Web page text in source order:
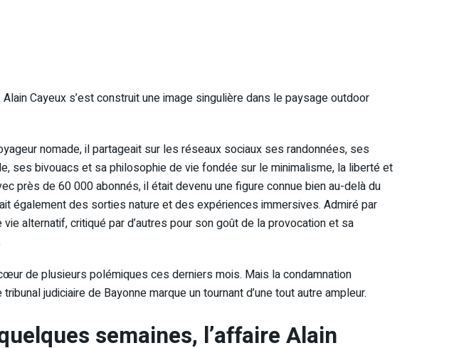
Cayeux s’est construit une image singulière dans le paysage outdoor
nomade, il partageait sur les réseaux sociaux ses randonnées, ses
ses bivouacs et sa philosophie de vie fondée sur le minimalisme, la liberté et
près de 60 000 abonnés, il était devenu une figure connue bien au-delà du
également des sorties nature et des expériences immersives. Admiré par
alternatif, critiqué par d’autres pour son goût de la provocation et sa
de plusieurs polémiques ces derniers mois. Mais la condamnation
judiciaire de Bayonne marque un tournant d’une tout autre ampleur.
semaines, l’affaire Alain